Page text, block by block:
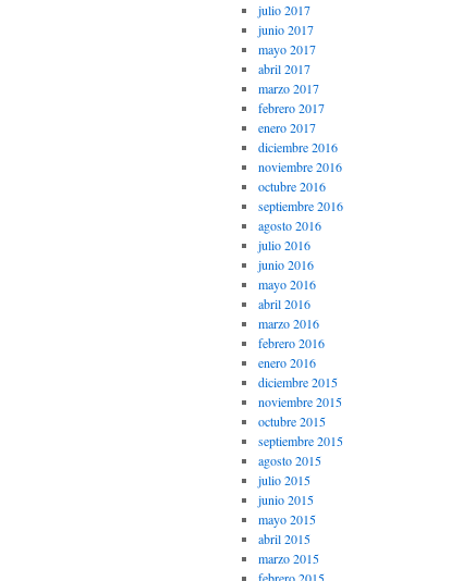
julio 2017
junio 2017
mayo 2017
abril 2017
marzo 2017
febrero 2017
enero 2017
diciembre 2016
noviembre 2016
octubre 2016
septiembre 2016
agosto 2016
julio 2016
junio 2016
mayo 2016
abril 2016
marzo 2016
febrero 2016
enero 2016
diciembre 2015
noviembre 2015
octubre 2015
septiembre 2015
agosto 2015
julio 2015
junio 2015
mayo 2015
abril 2015
marzo 2015